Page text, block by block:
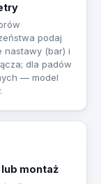
podaj
nastawy (bar) i
dla padów
— model
montaż